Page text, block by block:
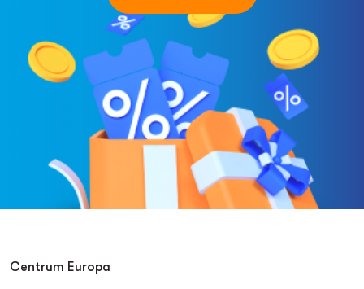
Centrum Europa